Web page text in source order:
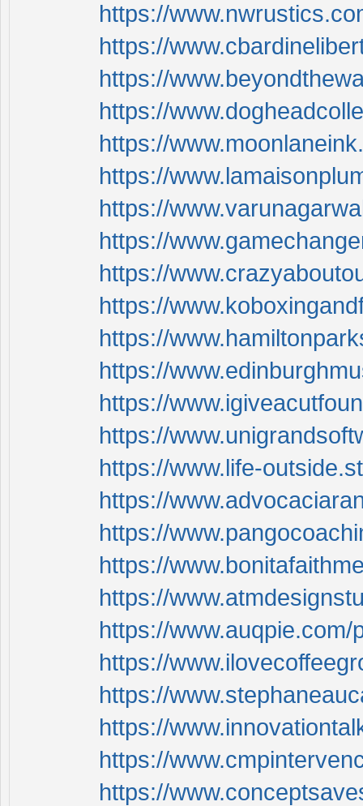
https://
https://
https://
https://
https://
https://
https://
https://
https://
https://
https://
https://
https://
https://
https://www.life-
https://
https://
https://
https://
https://
https://
https://
https://
https://
https://